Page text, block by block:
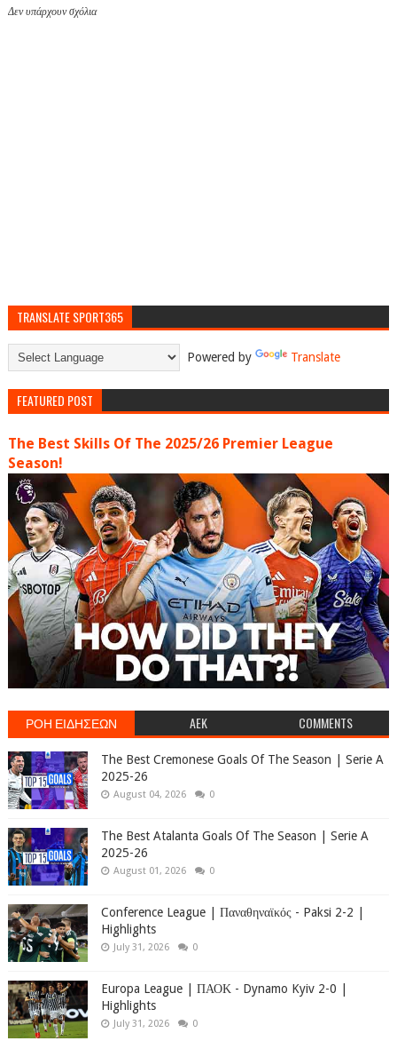
Δεν υπάρχουν σχόλια
TRANSLATE SPORT365
Powered by Translate
FEATURED POST
The Best Skills Of The 2025/26 Premier League
Season!
ΡΟΗ ΕΙΔΗΣΕΩΝ AEK COMMENTS
The Best Cremonese Goals Of The Season | Serie A
2025-26
August 04, 2026 0
The Best Atalanta Goals Of The Season | Serie A
2025-26
August 01, 2026 0
Conference League | Παναθηναϊκός - Paksi 2-2 |
Highlights
July 31, 2026 0
Europa League | ΠΑΟΚ - Dynamo Kyiv 2-0 |
Highlights
July 31, 2026 0